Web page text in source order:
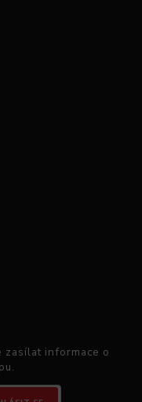
zasílat informace o